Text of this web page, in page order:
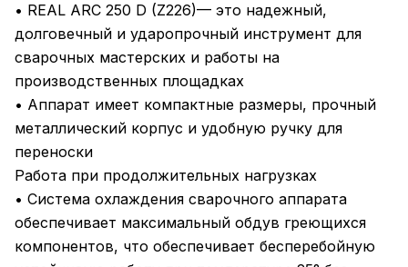
• REAL ARC 250 D (Z226)— это надежный,
долговечный и ударопрочный инструмент для
сварочных мастерских и работы на
производственных площадках
• Аппарат имеет компактные размеры, прочный
металлический корпус и удобную ручку для
переноски
Работа при продолжительных нагрузках
• Система охлаждения сварочного аппарата
обеспечивает максимальный обдув греющихся
компонентов, что обеспечивает бесперебойную